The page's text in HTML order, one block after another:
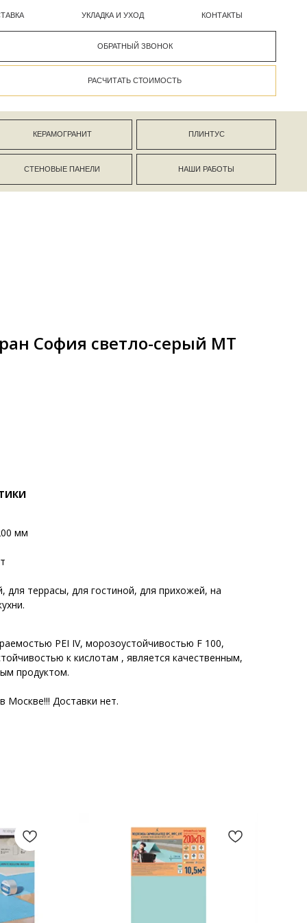
КОНТАКТЫ
УКЛАДКА И УХОД
НАШИ РАБОТЫ
ПЛИНТУС
София светло-серый MT
мм
для террасы, для гостиной, для прихожей, на
PEI IV, морозоустойчивостью F 100,
к кислотам , является качественным,
продуктом.
Москве!!! Доставки нет.